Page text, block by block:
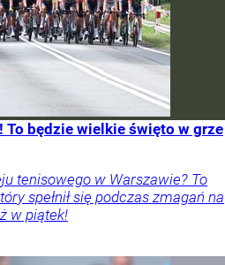
To będzie wielkie święto w grze
tenisowego w Warszawie? To
spełnił się podczas zmagań na
w piątek!